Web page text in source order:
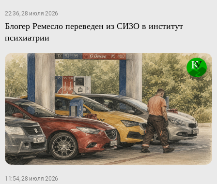
22:36, 28 июля 2026
Блогер Ремесло переведен из СИЗО в институт
психиатрии
11:54, 28 июля 2026